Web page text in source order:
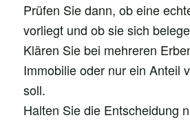
Prüfen Sie dann, ob eine
vorliegt und ob sie sich
Klären Sie bei mehreren
Immobilie oder nur ein Anteil
soll.
Halten Sie die Entscheidung